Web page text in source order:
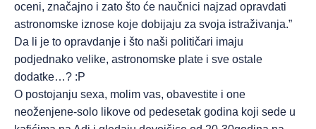
oceni, značajno i zato što će naučnici najzad opravdati
astronomske iznose koje dobijaju za svoja istraživanja.”
Da li je to opravdanje i što naši političari imaju
podjednako velike, astronomske plate i sve ostale
dodatke…? :P
O postojanju sexa, molim vas, obavestite i one
neoženjene-solo likove od pedesetak godina koji sede u